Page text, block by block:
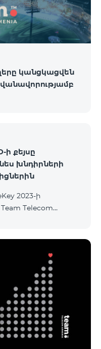
250 минут на сети
կանցկացվեն
ի քեյսը
խնդիրների
2023-ի
Telecom
առաջնային
բոլոր
տրամադրվեց
համար թիմերն
Հաջողություն
Team
տնօրեն Հայկ